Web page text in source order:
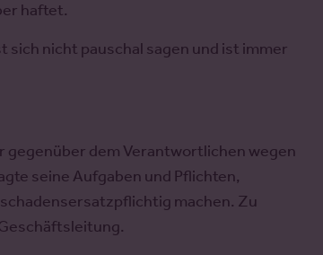
haftet.
nicht pauschal sagen und ist immer
gegenüber dem Verantwortlichen wegen
seine Aufgaben und Pflichten,
machen. Zu